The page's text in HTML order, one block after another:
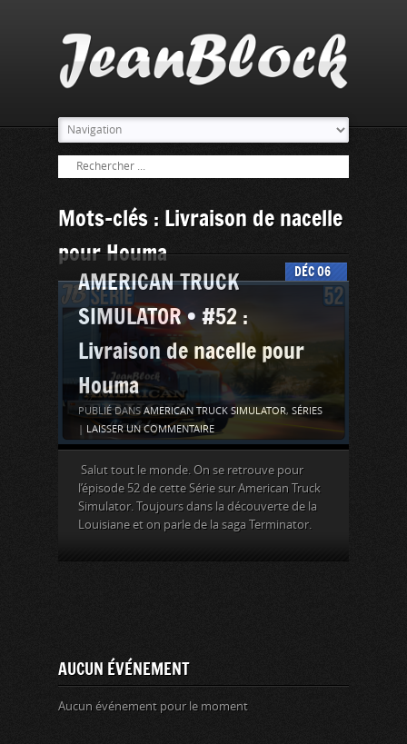
Mots-clés : Livraison de nacelle
pour Houma
06
DÉC
AMERICAN TRUCK
SIMULATOR • #52 :
Livraison de nacelle pour
Houma
PUBLIÉ DANS AMERICAN TRUCK SIMULATOR, SÉRIES
LAISSER UN COMMENTAIRE
Salut tout le monde. On se retrouve pour
l’épisode 52 de cette Série sur American Truck
Simulator. Toujours dans la découverte de la
Louisiane et on parle de la saga Terminator.
AUCUN ÉVÉNEMENT
Aucun événement pour le moment